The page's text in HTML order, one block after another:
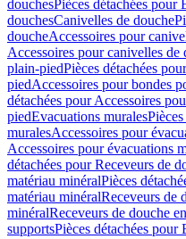
douchesPièces détachées pour
douchesCanivelles de douche
doucheAccessoires pour
Accessoires pour canivelles de
plain-piedPièces détachées
piedAccessoires pour bondes
détachées pour Accessoires
piedEvacuations murales
muralesAccessoires pour
Accessoires pour évacuations
détachées pour Receveurs de
matériau minéralPièces
matériau minéralReceveurs de
minéralReceveurs de douche
supportsPièces détachées pour